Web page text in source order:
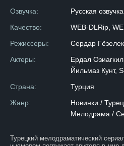
Озвучка:
Русская озвучка
Качество:
WEB-DLRip,
Режиссеры:
Сердар
Актеры:
Ердал
Йильмаз Кунт,
Страна:
Турция
Жанр:
Новинки /
Мелодрама /
Турецкий мелодраматический